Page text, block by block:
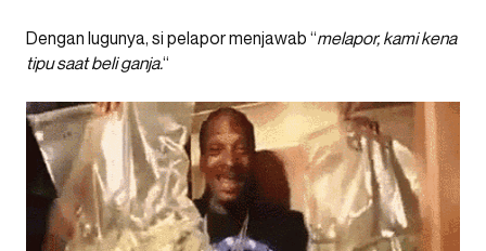
Dengan lugunya, si pelapor menjawab “melapor, kami kena
tipu saat beli ganja.“